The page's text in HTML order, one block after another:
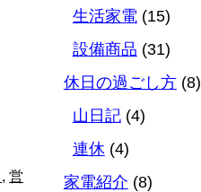
, 営
生活家電(15)
設備商品 (31)
休日の過ごし方(8)
山日記(4)
連休(4)
家電紹介 (8)